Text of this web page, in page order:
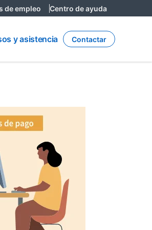
de empleo Centro de ayuda
y asistencia Contactar